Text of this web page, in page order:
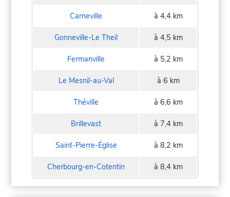
Carneville à 4,4 km
Gonneville-Le Theil à 4,5 km
Fermanville à 5,2 km
Le Mesnil-au-Val à 6 km
Théville à 6,6 km
Brillevast à 7,4 km
Saint-Pierre-Église à 8,2 km
Cherbourg-en-Cotentin à 8,4 km